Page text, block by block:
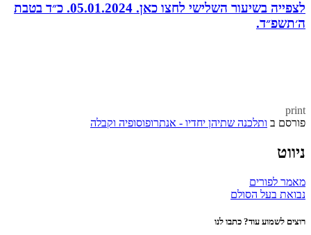
לצפייה בשיעור השלישי לחצו כאן. 05.01.2024. כ״ד בטבת
ה׳תשפ״ד.
print
פורסם ב ותלכנה שתיהן יחדיו - אנתרופוסופיה וקבלה
ניווט
מאמר לפורים
נבואת בעל הסולם
רוצים לשמוע עוד? כתבו לנו